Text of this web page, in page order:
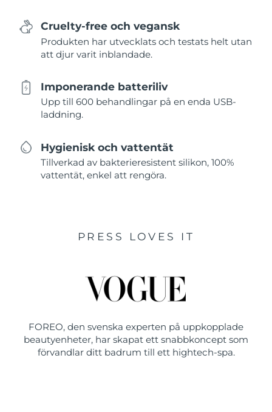
Cruelty-free och vegansk
Produkten har utvecklats och testats helt utan
att djur varit inblandade.
Imponerande batteriliv
Upp till 600 behandlingar på en enda USB-
laddning.
Hygienisk och vattentät
Tillverkad av bakterieresistent silikon, 100%
vattentät, enkel att rengöra.
PRESS LOVES IT
FOREO, den svenska experten på uppkopplade
beautyenheter, har skapat ett snabbkoncept som
förvandlar ditt badrum till ett hightech-spa.